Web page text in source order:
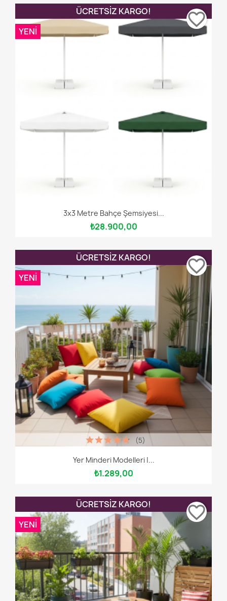
3x3 Metre Bahçe Şemsiyesi...
₺28.900,00
ÜCRETSIZ KARGO!
YENI
favorite_border
Yer Minderi Modelleri |...
₺1.289,00
(5)
ÜCRETSIZ KARGO!
YENI
favorite_border
ÜCRETSIZ KARGO!
YENI
favorite_border